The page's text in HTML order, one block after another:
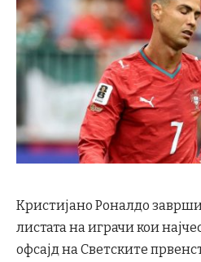
Кристијано Роналдо
листата на играчи кои
офсајд на Светските